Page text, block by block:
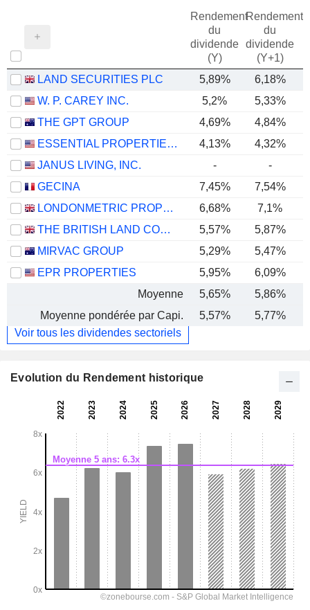
Rendement
du
dividende
(Y)
Rendement
du
dividende
(Y+1)
LAND SECURITIES PLC 5,89%
6,18%
W. P. CAREY INC.
5,2% 5,33%
THE GPT GROUP
4,69% 4,84%
ESSENTIAL PROPERTIES REALTY TRUST, INC.
4,13% 4,32%
JANUS LIVING, INC.
-
-
GECINA
7,45%
7,54%
LONDONMETRIC PROPERTY PLC
6,68% 7,1%
THE BRITISH LAND COMPANY PLC
5,57%
5,87%
MIRVAC GROUP
5,29% 5,47%
EPR PROPERTIES
5,95% 6,09%
Moyenne
5,65% 5,86%
Moyenne pondérée par Capi.
5,57% 5,77%
Voir tous les dividendes sectoriels
Evolution du Rendement historique